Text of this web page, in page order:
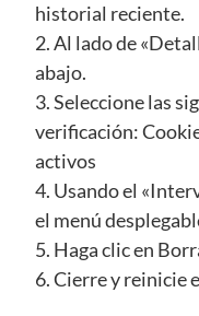
historial reciente.
2. Al lado de
abajo.
3. Seleccione las
verificación:
activos
4. Usando el
el menú
5. Haga clic en
6. Cierre y reinicie